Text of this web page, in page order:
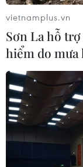
05/08/2026 00:53
Mexico đứng
khẩu sản
05/08/2026 00:11
Thế giới mất
từ khi xung
vietnamplus.vn
Sơn La hỗ
hiểm do mưa